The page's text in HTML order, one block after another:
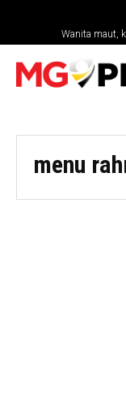
Wanita maut,
menu